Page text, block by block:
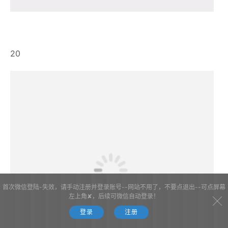
首次微信登陆-失效，请手动注册并登录账号--网站不用了，不要点退出--可点屏幕
左上角✘，后续可微信自动登录！
登录 注册